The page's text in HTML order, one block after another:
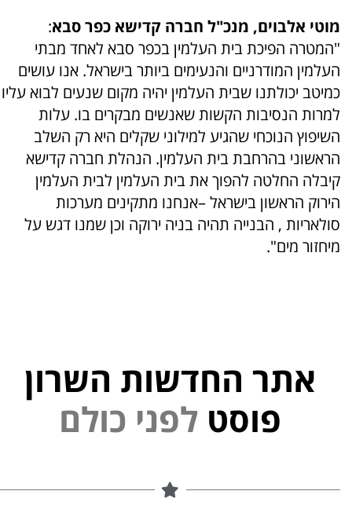
מוטי אלבוים, מנכ"ל חברה קדישא כפר סבא:
"המטרה הפיכת בית העלמין בכפר סבא לאחד מבתי
העלמין המודרניים והנעימים ביותר בישראל. אנו עושים
כמיטב יכולתנו שבית העלמין יהיה מקום שנעים לבוא עליו
למרות הנסיבות הקשות שאנשים מבקרים בו. עלות
השיפוץ הנוכחי שהגיע למילוני שקלים היא רק השלב
הראשוני בהרחבת בית העלמין. הנהלת חברה קדישא
קיבלה החלטה להפוך את בית העלמין לבית העלמין
הירוק הראשון בישראל –אנחנו מתקינים מערכות
סולאריות , הבנייה תהיה בניה ירוקה וכן שמנו דגש על
מיחזור מים".
אתר החדשות השרון
פוסט